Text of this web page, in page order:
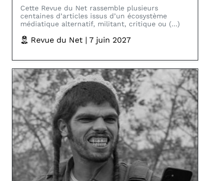
Cette Revue du Net rassemble plusieurs
centaines d’articles issus d’un écosystème
médiatique alternatif, militant, critique ou (…)
Revue du Net | 7 juin 2027